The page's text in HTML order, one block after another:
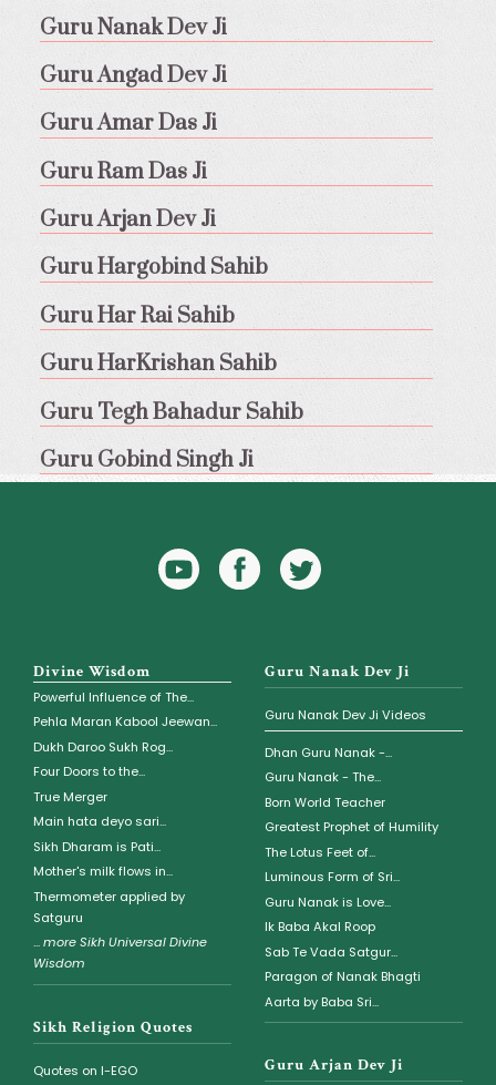
Guru Nanak Dev Ji
Guru Angad Dev Ji
Guru Amar Das Ji
Guru Ram Das Ji
Guru Arjan Dev Ji
Guru Hargobind Sahib
Guru Har Rai Sahib
Guru HarKrishan Sahib
Guru Tegh Bahadur Sahib
Guru Gobind Singh Ji
YouTube
Facebook
Icon
Icon
Divine Wisdom
Powerful Influence of The...
Pehla Maran Kabool Jeewan...
Dukh Daroo Sukh Rog...
Four Doors to the...
True Merger
Main hata deyo sari...
Sikh Dharam is Pati...
Mother's milk flows in...
Thermometer applied by
Satguru
...more Sikh Universal Divine
Wisdom
Sikh Religion Quotes
Quotes on I-EGO
Guru Nanak Dev Ji
Guru Nanak Dev Ji Videos
Dhan Guru Nanak -...
Guru Nanak - The...
Born World Teacher
Greatest Prophet of Humility
The Lotus Feet of...
Luminous Form of Sri...
Guru Nanak is Love...
Ik Baba Akal Roop
Sab Te Vada Satgur...
Paragon of Nanak Bhagti
Aarta by Baba Sri...
Guru Arjan Dev Ji